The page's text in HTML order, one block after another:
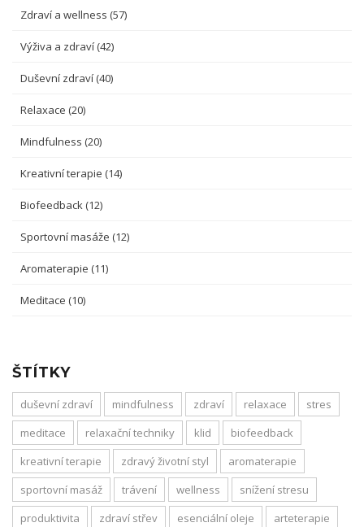
Zdraví a wellness (57)
Výživa a zdraví (42)
Duševní zdraví (40)
Relaxace (20)
Mindfulness (20)
Kreativní terapie (14)
Biofeedback (12)
Sportovní masáže (12)
Aromaterapie (11)
Meditace (10)
ŠTÍTKY
duševní zdraví mindfulness zdraví relaxace
stres
meditace
relaxační techniky klid
biofeedback
kreativní terapie
zdravý životní styl
aromaterapie
sportovní masáž
trávení wellness
snížení stresu
produktivita
zdraví střev esenciální oleje arteterapie